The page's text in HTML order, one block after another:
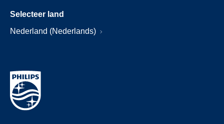
Selecteer land
Nederland (Nederlands)